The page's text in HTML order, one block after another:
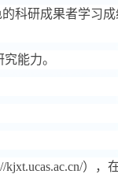
科研成果者学习
能力。
kjxt.ucas.ac.cn/），